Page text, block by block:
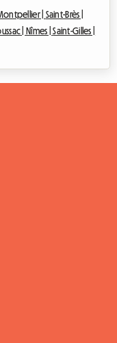
| Saint-Brès |
| Nîmes |Saint-Gilles |